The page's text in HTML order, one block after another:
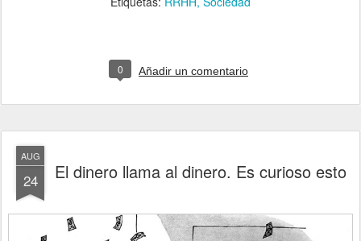
0 Añadir un comentario
AUG
24 El dinero llama al dinero. Es curioso esto